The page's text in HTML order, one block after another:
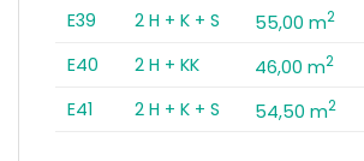
E39
2 H + K + S 55,00 m2
E40
2 H + KK 46,00 m2
E41
2 H + K + S 54,50 m2